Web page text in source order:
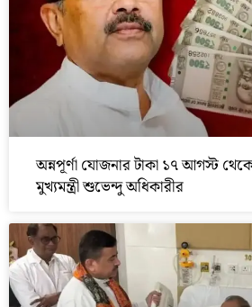
অন্নপূর্ণা যোজনার টাকা ১৭ আগস্ট
মুখ্যমন্ত্রী শুভেন্দু অধিকারীর